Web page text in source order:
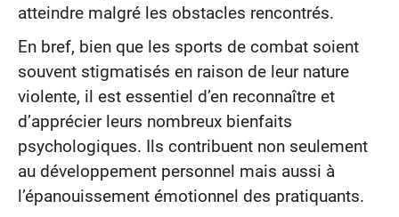
atteindre malgré les obstacles rencontrés.
En bref, bien que les sports de combat soient
souvent stigmatisés en raison de leur nature
violente, il est essentiel d’en reconnaître et
d’apprécier leurs nombreux bienfaits
psychologiques. Ils contribuent non seulement
au développement personnel mais aussi à
l’épanouissement émotionnel des pratiquants.